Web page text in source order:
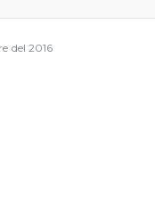
del 2016